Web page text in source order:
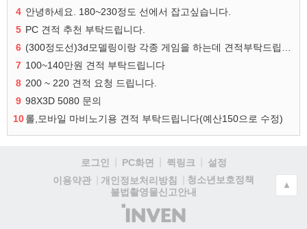
4 안녕하세요. 180~230정도 선에서 잡고싶습니다.
5 PC 견적 추천 부탁드립니다.
6
7 100~140만원 견적 부탁드립니다
8 200 ~ 220 견적 요청 드립니다.
9 98X3D 5080 문의
10롤,모바일 마비노기용 견적 부탁드립니다(예산150으로 수정)
로그인 PC화면 퀵링크
설정
이용약관
개인정보처리방침
청소년보호정책
불법촬영물신고안내
(주)
인
▲